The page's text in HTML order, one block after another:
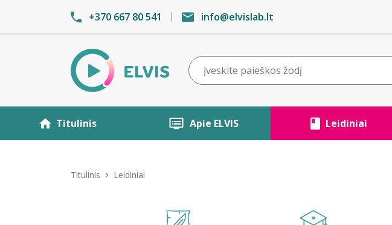
+370 667 80 541 info@elvislab.lt
Titulinis Apie ELVIS Leidiniai
Titulinis Leidiniai